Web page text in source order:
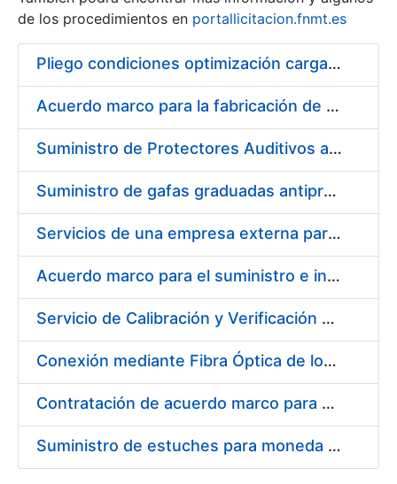
de los procedimientos en portallicitacion.fnmt.es
Pliego condiciones optimización cargas compras firmado
Acuerdo marco para la fabricación de piezas
Suministro de Protectores Auditivos a medida para las personas trabajadoras de los Centros de Trabajo de Madrid y Burgos
Suministro de gafas graduadas antiproyecciones para los trabajadores de la FNMT-RCM en los centros de trabajo de Madrid y Burgos
Servicios de una empresa externa para el asesoramiento y resolución de los recursos de alzada que se presentan relacionados con procesos de selección para la FNMT-RCM
Acuerdo marco para el suministro e instalación de persianas, estores y otros complementos
Servicio de Calibración y Verificación Externa de los Equipos de Medición del Servicio de Prevención de la FNMT-RCM
Conexión mediante Fibra Óptica de los Centros de Proceso de Datos (CPDs) de las sedes de la FNMT-RCM de Burgos y Madrid
Contratación de acuerdo marco para el Suministro de Material de Electricidad para la Fábrica Nacional de Moneda y Timbre-Real Casa de la Moneda en su centro de trabajo de Burgos
Suministro de estuches para moneda de 30 €